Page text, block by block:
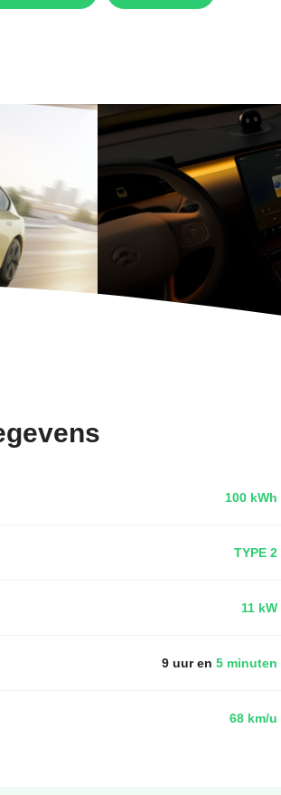
100 kWh
TYPE 2
11 kW
9 uur en 5 minuten
68 km/u